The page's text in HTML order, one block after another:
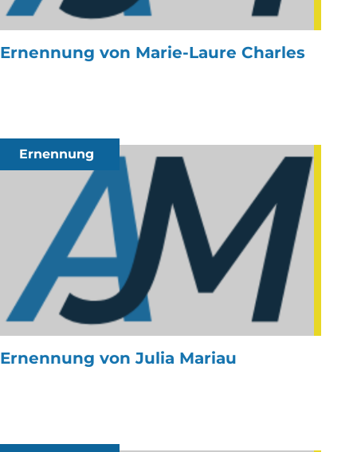
Ernennung von Marie-Laure Charles
Ernennung
Ernennung von Julia Mariau